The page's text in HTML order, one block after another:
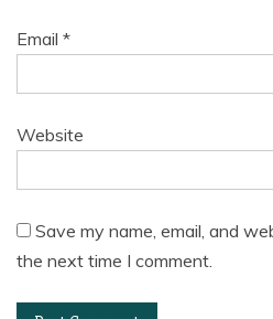
Email *
Website
Save my name, email, and
the next time I comment.